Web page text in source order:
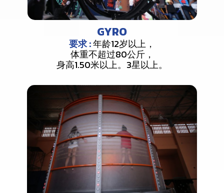
GYRO
要求 :年龄12岁以上，
体重不超过80公斤，
身高1.50米以上。3星以上。